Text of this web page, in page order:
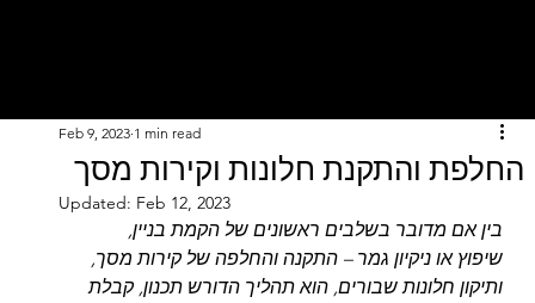
החלפת והתקנת חלונות וקירות מסך
Feb 9, 2023 1 min read
Updated: Feb 12, 2023
בין אם מדובר בשלבים ראשונים של הקמת בניין,
שיפוץ או ניקיון גמר – התקנה והחלפה של קירות מסך,
ותיקון חלונות שבורים, הוא תהליך הדורש תכנון, קבלת